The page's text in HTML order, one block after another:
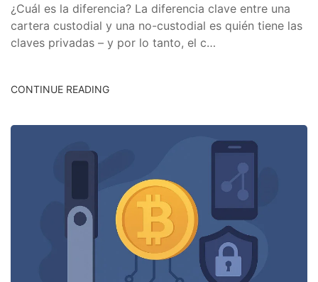
¿Cuál es la diferencia? La diferencia clave entre una
cartera custodial y una no-custodial es quién tiene las
claves privadas – y por lo tanto, el c…
CONTINUE READING